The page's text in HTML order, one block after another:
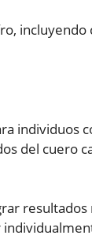
individuos
del cuero